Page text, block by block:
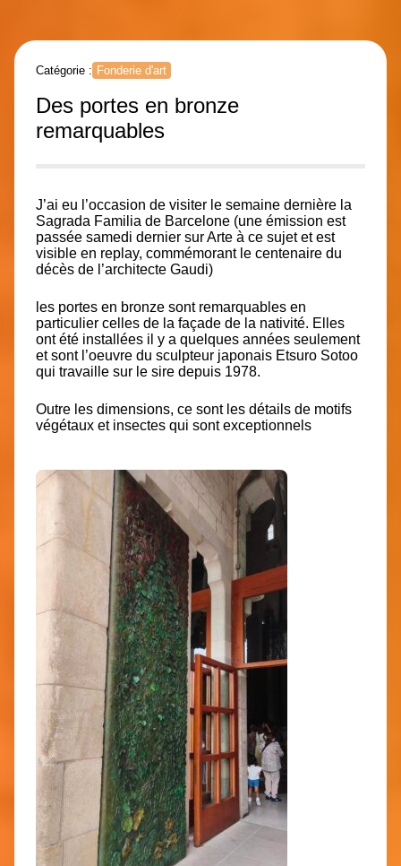
Catégorie : Fonderie d'art
Des portes en bronze
remarquables
J’ai eu l’occasion de visiter le semaine dernière la
Sagrada Familia de Barcelone (une émission est
passée samedi dernier sur Arte à ce sujet et est
visible en replay, commémorant le centenaire du
décès de l’architecte Gaudi)
les portes en bronze sont remarquables en
particulier celles de la façade de la nativité. Elles
ont été installées il y a quelques années seulement
et sont l’oeuvre du sculpteur japonais Etsuro Sotoo
qui travaille sur le sire depuis 1978.
Outre les dimensions, ce sont les détails de motifs
végétaux et insectes qui sont exceptionnels